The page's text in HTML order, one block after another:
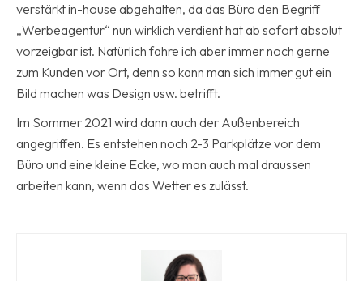
verstärkt in-house abgehalten, da das Büro den Begriff
„Werbeagentur“ nun wirklich verdient hat ab sofort absolut
vorzeigbar ist. Natürlich fahre ich aber immer noch gerne
zum Kunden vor Ort, denn so kann man sich immer gut ein
Bild machen was Design usw. betrifft.
Im Sommer 2021 wird dann auch der Außenbereich
angegriffen. Es entstehen noch 2-3 Parkplätze vor dem
Büro und eine kleine Ecke, wo man auch mal draussen
arbeiten kann, wenn das Wetter es zulässt.